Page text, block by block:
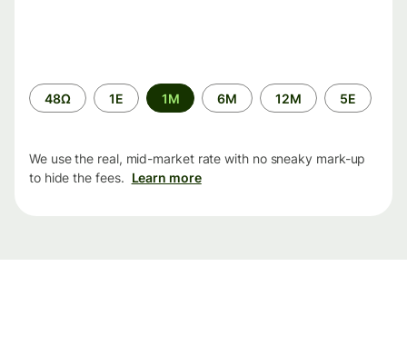
Time
period
48Ω 1Ε 1M 6M 12M 5Ε
We use the real, mid-market rate with no sneaky mark-up
to hide the fees. Learn more